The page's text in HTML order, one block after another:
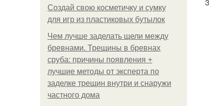
Создай свою косметичку и сумку
для игр из пластиковых бутылок
Чем лучше заделать щели между
бревнами. Трещины в бревнах
сруба: причины появления +
лучшие методы от эксперта по
заделке трещин внутри и снаружи
частного дома